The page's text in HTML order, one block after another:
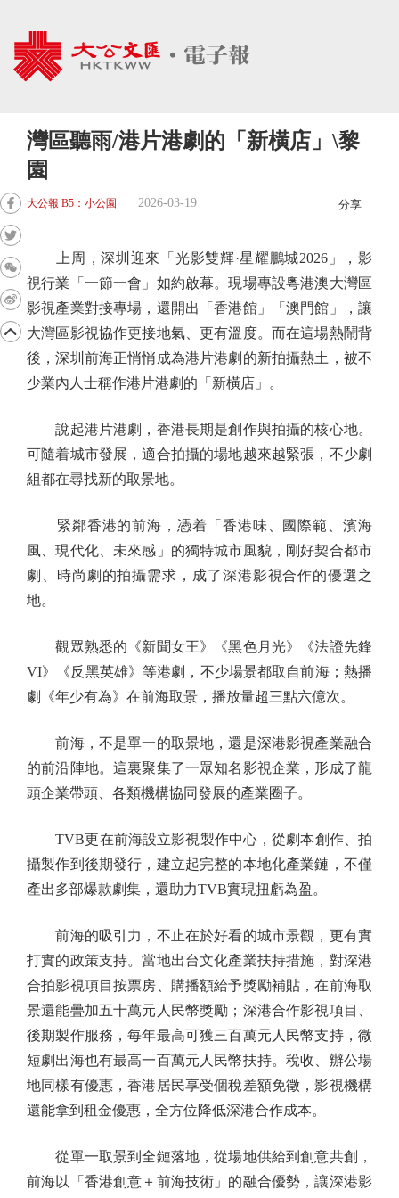
灣區聽雨/港片港劇的「新橫店」\黎
園
大公報 B5：小公園 2026-03-19 分享
上周，深圳迎來「光影雙輝·星耀鵬城2026」，影
視行業「一節一會」如約啟幕。現場專設粵港澳大灣區
影視產業對接專場，還開出「香港館」「澳門館」，讓
大灣區影視協作更接地氣、更有溫度。而在這場熱鬧背
後，深圳前海正悄悄成為港片港劇的新拍攝熱土，被不
少業內人士稱作港片港劇的「新橫店」。
說起港片港劇，香港長期是創作與拍攝的核心地。
可隨着城市發展，適合拍攝的場地越來越緊張，不少劇
組都在尋找新的取景地。
緊鄰香港的前海，憑着「香港味、國際範、濱海
風、現代化、未來感」的獨特城市風貌，剛好契合都市
劇、時尚劇的拍攝需求，成了深港影視合作的優選之
地。
觀眾熟悉的《新聞女王》《黑色月光》《法證先鋒
VI》《反黑英雄》等港劇，不少場景都取自前海；熱播
劇《年少有為》在前海取景，播放量超三點六億次。
前海，不是單一的取景地，還是深港影視產業融合
的前沿陣地。這裏聚集了一眾知名影視企業，形成了龍
頭企業帶頭、各類機構協同發展的產業圈子。
TVB更在前海設立影視製作中心，從劇本創作、拍
攝製作到後期發行，建立起完整的本地化產業鏈，不僅
產出多部爆款劇集，還助力TVB實現扭虧為盈。
前海的吸引力，不止在於好看的城市景觀，更有實
打實的政策支持。當地出台文化產業扶持措施，對深港
合拍影視項目按票房、購播額給予獎勵補貼，在前海取
景還能疊加五十萬元人民幣獎勵；深港合作影視項目、
後期製作服務，每年最高可獲三百萬元人民幣支持，微
短劇出海也有最高一百萬元人民幣扶持。稅收、辦公場
地同樣有優惠，香港居民享受個稅差額免徵，影視機構
還能拿到租金優惠，全方位降低深港合作成本。
從單一取景到全鏈落地，從場地供給到創意共創，
前海以「香港創意＋前海技術」的融合優勢，讓深港影